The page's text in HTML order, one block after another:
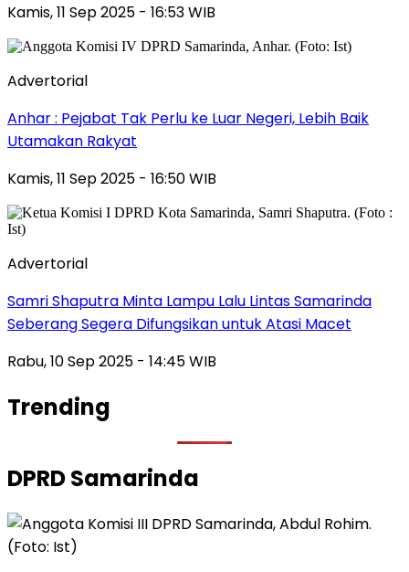
Kamis, 11 Sep 2025 - 16:53 WIB
Advertorial
Anhar : Pejabat Tak Perlu ke Luar Negeri, Lebih Baik
Utamakan Rakyat
Kamis, 11 Sep 2025 - 16:50 WIB
Advertorial
Samri Shaputra Minta Lampu Lalu Lintas Samarinda
Seberang Segera Difungsikan untuk Atasi Macet
Rabu, 10 Sep 2025 - 14:45 WIB
Trending
DPRD Samarinda